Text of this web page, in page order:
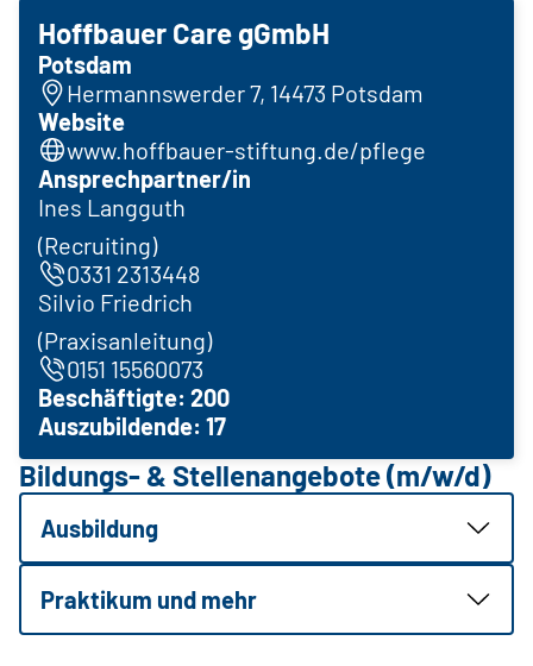
Hoffbauer Care gGmbH
Potsdam
Hermannswerder 7, 14473 Potsdam
Website
www.hoffbauer-stiftung.de/pflege
Ansprechpartner/in
Ines Langguth
(Recruiting)
0331 2313448
Silvio Friedrich
(Praxisanleitung)
0151 15560073
Beschäftigte: 200
Auszubildende: 17
Bildungs- & Stellenangebote (m/w/d)
Ausbildung
Praktikum und mehr